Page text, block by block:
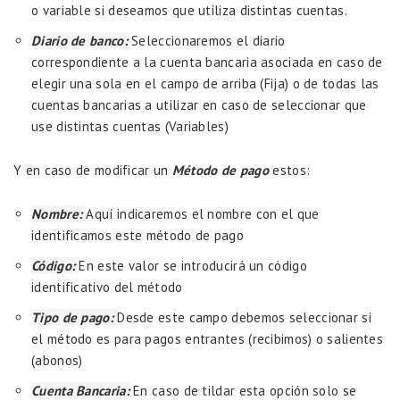
o variable si deseamos que utiliza distintas cuentas.
Diario de banco: Seleccionaremos el diario
correspondiente a la cuenta bancaria asociada en caso de
elegir una sola en el campo de arriba (Fija) o de todas las
cuentas bancarias a utilizar en caso de seleccionar que
use distintas cuentas (Variables)
Y en caso de modificar un Método de pago estos:
Nombre:Aquí indicaremos el nombre con el que
identificamos este método de pago
Código:En este valor se introducirá un código
identificativo del método
Tipo de pago:Desde este campo debemos seleccionar si
el método es para pagos entrantes (recibimos) o salientes
(abonos)
Cuenta Bancaria:En caso de tildar esta opción solo se